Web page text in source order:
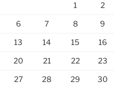
1 2
6 7 8 9
13 14 15 16
20 21 22 23
27 28 29 30